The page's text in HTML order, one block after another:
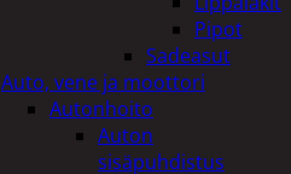
Pipot
Sadeasut
Auto, vene ja moottori
Autonhoito
Auton
sisäpuhdistus